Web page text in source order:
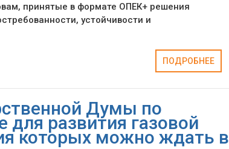
принятые в формате ОПЕК+ решения
устойчивости и
ПОДРОБНЕЕ
Думы по
для развития газовой
которых можно ждать в